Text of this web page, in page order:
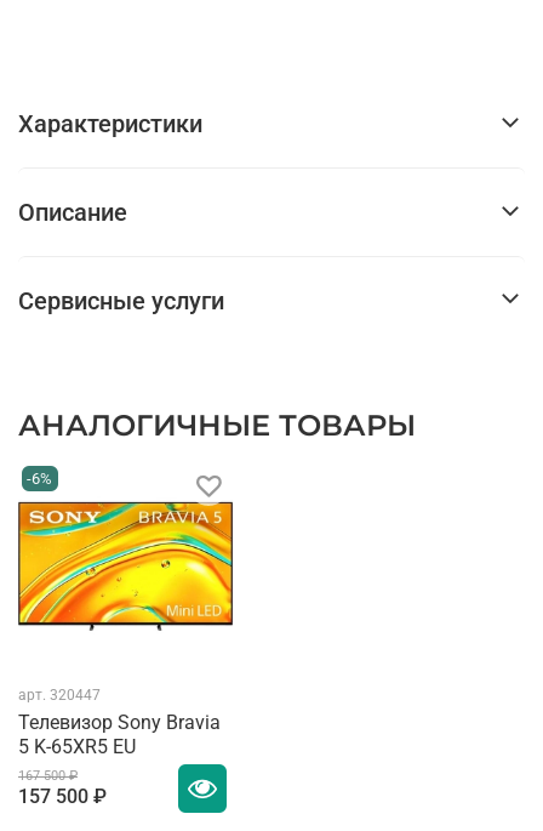
Характеристики
Описание
Сервисные услуги
АНАЛОГИЧНЫЕ ТОВАРЫ
-6%
арт. 320447
Телевизор Sony Bravia
5 K-65XR5 EU
167 500 ₽
157 500 ₽